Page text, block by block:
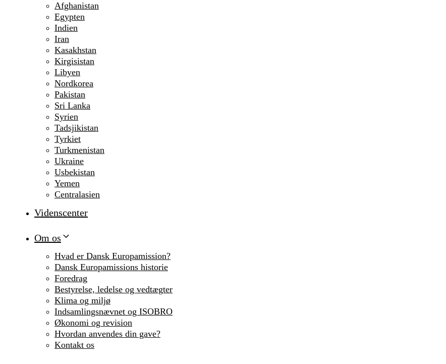
Afghanistan
Egypten
Indien
Iran
Kasakhstan
Kirgisistan
Libyen
Nordkorea
Pakistan
Sri Lanka
Syrien
Tadsjikistan
Tyrkiet
Turkmenistan
Ukraine
Usbekistan
Yemen
Centralasien
Videnscenter
Om os
Hvad er Dansk Europamission?
Dansk Europamissions historie
Foredrag
Bestyrelse, ledelse og vedtægter
Klima og miljø
Indsamlingsnævnet og ISOBRO
Økonomi og revision
Hvordan anvendes din gave?
Kontakt os